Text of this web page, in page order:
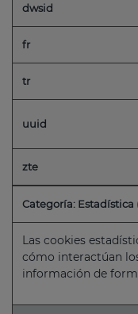
dwsid
fr
tr
uuid
zte
Categoría: Estadística
Las cookies
cómo interactúan
información de